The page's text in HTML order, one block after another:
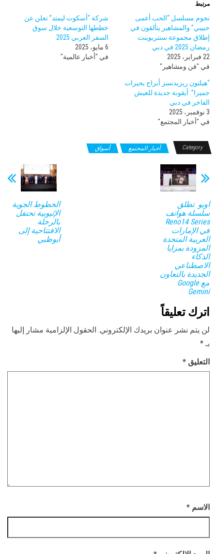
مرتبط
نجوم مسلسل “الحب أعمى
حبيبي” والمشاهير يتألقون في
إطلاق مجموعة سنتربوينت
رمضان 2025 في دبي
22 فبراير، 2025
في "فن ومشاهير"
شركة “أسكوت ليمتد” تعلن عن
خططها التوسعية خلال سوق
السفر العربي 2025
6 مايو، 2025
في "أخبار عالمية"
“هيلتون ريزيدنسز أبراج بحيرات
جميرا”: أيقونة جديدة للعيش
الفاخر في دبي
3 نوفمبر، 2025
في "أخبار المجتمع"
Category أخبار المجتمع أسواق
الخطوط الجوية
الإثيوبية تحتفل
بالرحلة
الافتتاحية إلى
أبوظبي
اوبو تطلق
سلسلة هواتف
Reno14 Series
في الإمارات
العربية المتحدة
المزودة بمزايا
الذكاء
الاصطناعي
الجديدة بالتعاون
مع Google
Gemini
اترك تعليقاً
لن يتم نشر عنوان بريدك الإلكتروني. الحقول الإلزامية مشار إليها
بـ *
التعليق *
الاسم *